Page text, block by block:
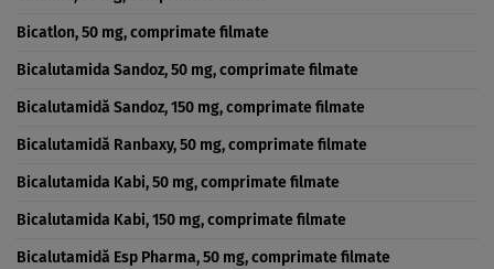
Bicatlon, 50 mg, comprimate filmate
Bicalutamida Sandoz, 50 mg, comprimate filmate
Bicalutamidă Sandoz, 150 mg, comprimate filmate
Bicalutamidă Ranbaxy, 50 mg, comprimate filmate
Bicalutamida Kabi, 50 mg, comprimate filmate
Bicalutamida Kabi, 150 mg, comprimate filmate
Bicalutamidă Esp Pharma, 50 mg, comprimate filmate